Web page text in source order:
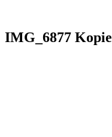
IMG_6877 Kopie